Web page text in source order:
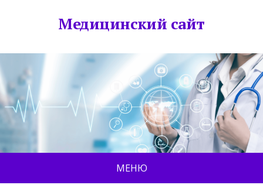
Медицинский сайт
МЕНЮ